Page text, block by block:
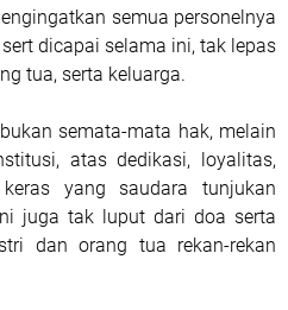
semua personelnya
dicapai selama ini, tak lepas
tua, serta keluarga.
semata-mata hak, melain
atas dedikasi, loyalitas,
yang saudara tunjukan
juga tak luput dari doa serta
dan orang tua rekan-rekan